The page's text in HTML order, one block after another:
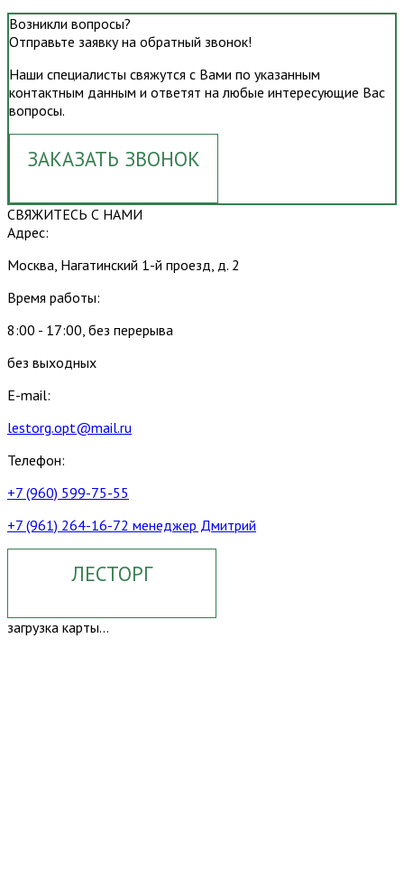
Возникли вопросы?
Отправьте заявку на обратный звонок!
Наши специалисты свяжутся с Вами по указанным
контактным данным и ответят на любые интересующие Вас
вопросы.
ЗАКАЗАТЬ ЗВОНОК
СВЯЖИТЕСЬ С НАМИ
Адрес:
Москва, Нагатинский 1-й проезд, д. 2
Время работы:
8:00 - 17:00, без перерыва
без выходных
E-mail:
lestorg.opt@mail.ru
Телефон:
+7 (960) 599-75-55
+7 (961) 264-16-72 менеджер Дмитрий
ЛЕСТОРГ
загрузка карты...